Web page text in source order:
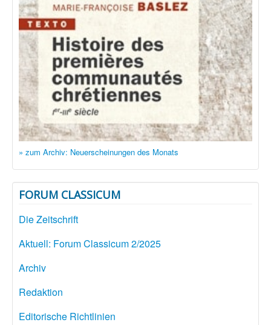
» zum Archiv: Neuerscheinungen des Monats
FORUM CLASSICUM
Die Zeitschrift
Aktuell: Forum Classicum 2/2025
Archiv
Redaktion
Editorische Richtlinien